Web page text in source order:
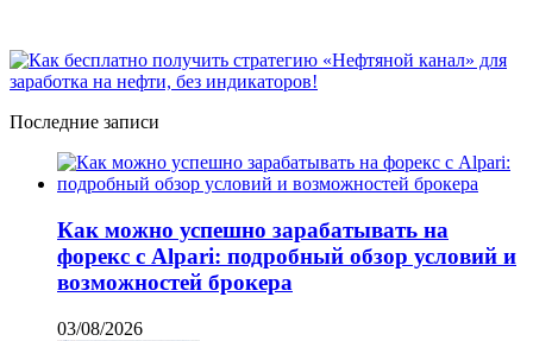
Последние записи
Как можно успешно зарабатывать на
форекс с Alpari: подробный обзор условий и
возможностей брокера
03/08/2026